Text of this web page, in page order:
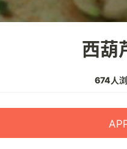
西葫
674人